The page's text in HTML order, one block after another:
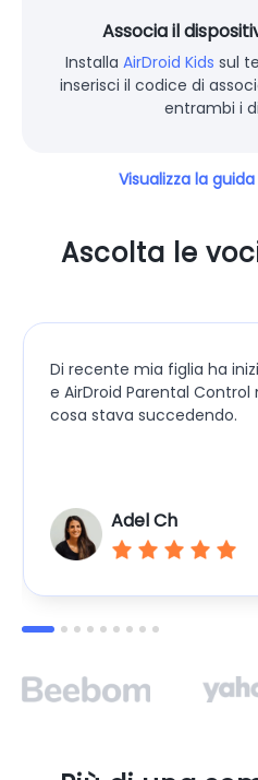
Associa il
Installa AirDroid Kids sul
inserisci il codice di
entrambi i
Visualizza la
Ascolta le
Di recente mia figlia ha
e AirDroid Parental
cosa stava succedendo.
Adel Ch